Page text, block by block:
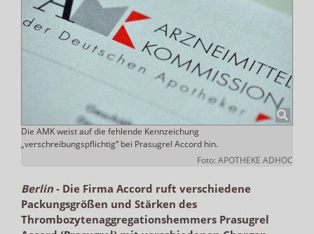
Die AMK weist auf die fehlende Kennzeichung
„verschreibungspflichtig“ bei Prasugrel Accord hin.
Foto: APOTHEKE ADHOC
Berlin- Die Firma Accord ruft verschiedene
Packungsgrößen und Stärken des
Thrombozytenaggregationshemmers Prasugrel